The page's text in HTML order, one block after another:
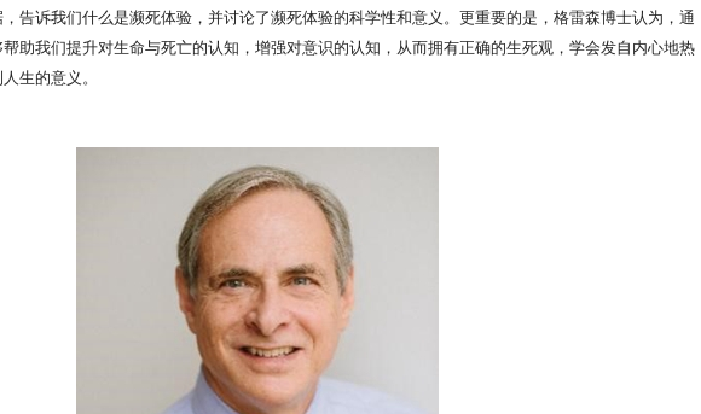
告诉我们什么是濒死体验，并讨论了濒死体验的科学性和意义。更重要的是，格雷森博士认为，通
助我们提升对生命与死亡的认知，增强对意识的认知，从而拥有正确的生死观，学会发自内心地热
生的意义。